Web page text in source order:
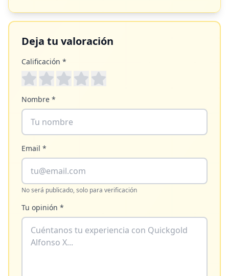
Deja tu valoración
Calificación *
Nombre *
Email *
No será publicado, solo para verificación
Tu opinión *